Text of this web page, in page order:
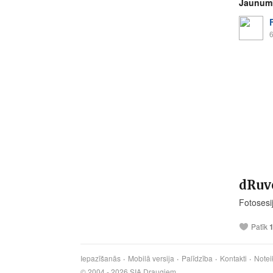
Patīk1
Iepazīšanās Mobilā versija Palīdzība Kontakti